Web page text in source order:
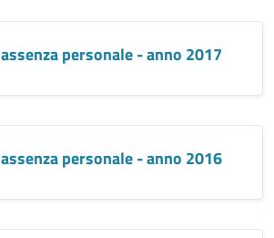
personale - anno 2017
personale - anno 2016